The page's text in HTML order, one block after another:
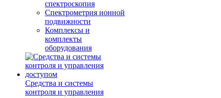
спектроскопия
Спектрометрия ионной
подвижности
Комплексы и
комплекты
оборудования
Средства и системы
контроля и управления